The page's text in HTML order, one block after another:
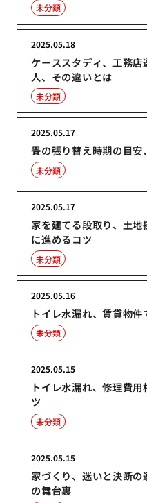
未分類
ケーススタディ、工務
人、その違いとは
2025.05.18
未分類
畳の張り替え時期の目安
2025.05.17
未分類
家を建てる段取り、土
に進めるコツ
2025.05.17
未分類
トイレ水漏れ、賃貸物
2025.05.16
未分類
トイレ水漏れ、修理費
ツ
2025.05.15
未分類
家づくり、迷いと決断
の舞台裏
2025.05.15